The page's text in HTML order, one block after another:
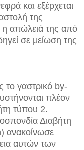
και εξέρχεται
της
η απώλειά της από
σε μείωση της
το γαστρικό by-
πλέον
τύπου 2.
Διαβήτη
ανακοίνωσε
αυτών των